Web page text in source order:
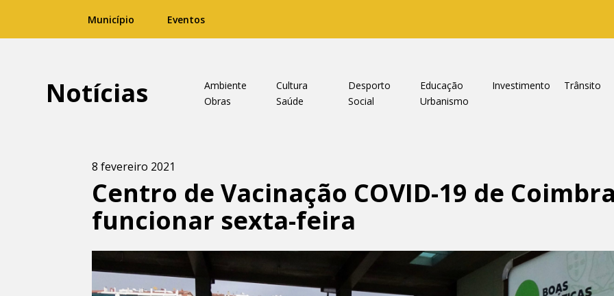
Município Eventos
Notícias Ambiente Cultura Desporto Educação Investimento
Trânsito
Obras
Saúde Social Urbanismo
8 fevereiro 2021
Centro de Vacinação COVID-19 de
funcionar sexta-feira